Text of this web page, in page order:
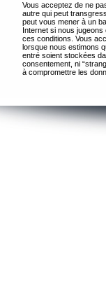
Vous acceptez de ne
autre qui peut
peut vous mener à un
Internet si nous
ces conditions. Vous
lorsque nous estimons
entré soient stockées
consentement, ni
à compromettre les